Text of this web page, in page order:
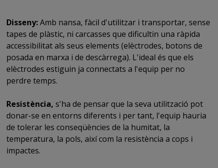
Disseny:Amb nansa, fàcil d'utilitzar i transportar, sense
tapes de plàstic, ni carcasses que dificultin una ràpida
accessibilitat als seus elements (elèctrodes, botons de
posada en marxa i de descàrrega). L'ideal és que els
elèctrodes estiguin ja connectats a l'equip per no
perdre temps.
Resistència, s'ha de pensar que la seva utilització pot
donar-se en entorns diferents i per tant, l'equip hauria
de tolerar les conseqüències de la humitat, la
temperatura, la pols, així com la resistència a cops i
impactes.